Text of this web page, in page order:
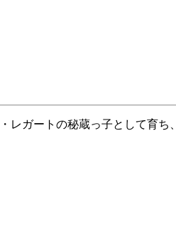
レガートの秘蔵っ子として育ち